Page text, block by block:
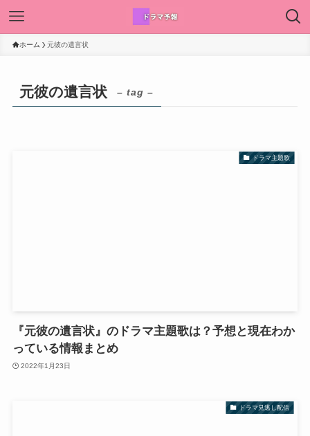
ホーム 元彼の遺言状
元彼の遺言状 – tag –
ドラマ主題歌
『元彼の遺言状』のドラマ主題歌は？予想と現在わか
っている情報まとめ
2022年1月23日
ドラマ見逃し配信